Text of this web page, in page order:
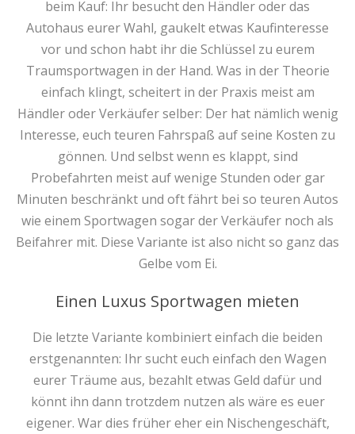
beim Kauf: Ihr besucht den Händler oder das
Autohaus eurer Wahl, gaukelt etwas Kaufinteresse
vor und schon habt ihr die Schlüssel zu eurem
Traumsportwagen in der Hand. Was in der Theorie
einfach klingt, scheitert in der Praxis meist am
Händler oder Verkäufer selber: Der hat nämlich wenig
Interesse, euch teuren Fahrspaß auf seine Kosten zu
gönnen. Und selbst wenn es klappt, sind
Probefahrten meist auf wenige Stunden oder gar
Minuten beschränkt und oft fährt bei so teuren Autos
wie einem Sportwagen sogar der Verkäufer noch als
Beifahrer mit. Diese Variante ist also nicht so ganz das
Gelbe vom Ei.
Einen Luxus Sportwagen mieten
Die letzte Variante kombiniert einfach die beiden
erstgenannten: Ihr sucht euch einfach den Wagen
eurer Träume aus, bezahlt etwas Geld dafür und
könnt ihn dann trotzdem nutzen als wäre es euer
eigener. War dies früher eher ein Nischengeschäft,